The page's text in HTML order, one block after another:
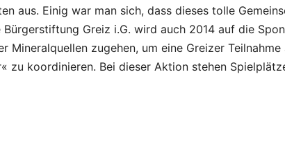
aus. Einig war man sich, dass dieses tolle
Greiz i.G. wird auch 2014 auf die
Mineralquellen zugehen, um eine Greizer
zu koordinieren. Bei dieser Aktion stehen